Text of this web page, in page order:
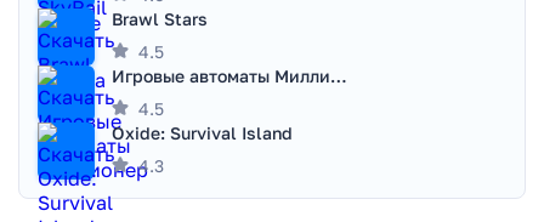
Brawl Stars
4.5
Игровые автоматы Миллионер
4.5
Oxide: Survival Island
4.3